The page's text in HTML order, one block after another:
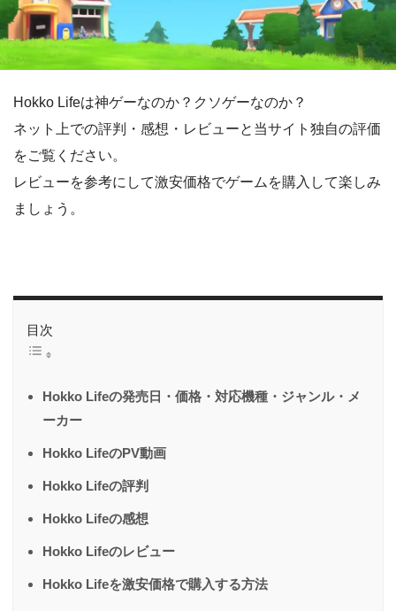
Hokko Lifeは神ゲーなのか？クソゲーなのか？
ネット上での評判・感想・レビューと当サイト独自の評価
をご覧ください。
レビューを参考にして激安価格でゲームを購入して楽しみ
ましょう。
目次
Hokko Lifeの発売日・価格・対応機種・ジャンル・メ
ーカー
Hokko LifeのPV動画
Hokko Lifeの評判
Hokko Lifeの感想
Hokko Lifeのレビュー
Hokko Lifeを激安価格で購入する方法